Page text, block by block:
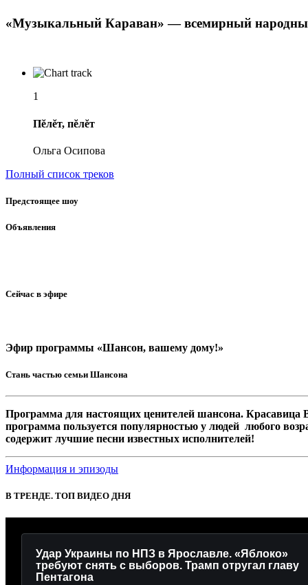
«Музыкальный Караван» — всемирный
1
Пĕлĕт, пĕлĕт
Ольга Осипова
Полный список треков
Предстоящее шоу
Объявления
Сейчас в эфире
Эфир программы «Шансон, вашему дому!»
Стань частью семьи Шансона
Программа для настоящих ценителей шансона.
программа пользуется популярностью у людей любого
содержит лучшие песни известных исполнителей!
Информация и эпизоды
В ТРЕНДЕ. ТОП ВИДЕО ДНЯ